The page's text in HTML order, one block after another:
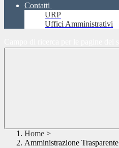
Contatti
URP
Uffici Amministrativi
Home >
Amministrazione Trasparente